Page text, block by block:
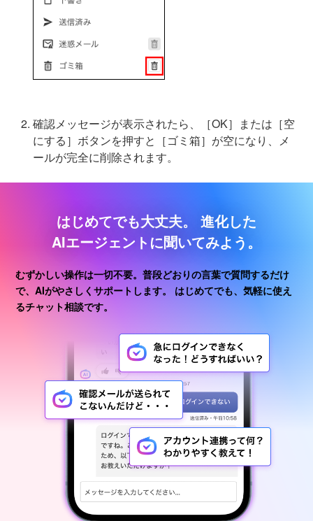
確認メッセージが表示されたら、［OK］または［空
にする］ボタンを押すと［ゴミ箱］が空になり、メ
ールが完全に削除されます。
はじめてでも大丈夫。
進化した
AIエージェントに聞いてみよう。
むずかしい操作は一切不要。普段どおりの言葉で質問するだけ
で、AIがやさしくサポートします。
はじめてでも、気軽に使え
るチャット相談です。